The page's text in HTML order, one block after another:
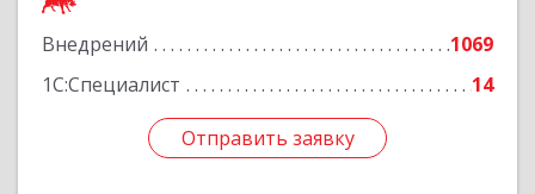
Внедрений
1069
1С:Специалист
14
Отправить заявку
Отправить заявку